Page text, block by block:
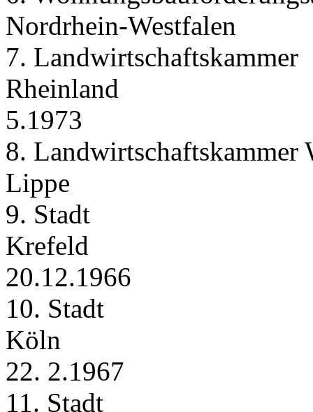
Nordrhein‑Westfalen
7. Landwirtschaftskammer
Rheinland
5.1973
8. Landwirtschaftskammer
Lippe
9. Stadt
Krefeld
20.12.1966
10. Stadt
Köln
22. 2.1967
11. Stadt